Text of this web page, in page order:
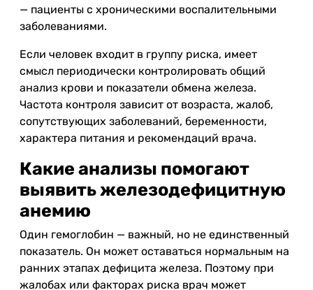
— пациенты с хроническими воспалительными
заболеваниями.
Если человек входит в группу риска, имеет
смысл периодически контролировать общий
анализ крови и показатели обмена железа.
Частота контроля зависит от возраста, жалоб,
сопутствующих заболеваний, беременности,
характера питания и рекомендаций врача.
Какие анализы помогают
выявить железодефицитную
анемию
Один гемоглобин — важный, но не единственный
показатель. Он может оставаться нормальным на
ранних этапах дефицита железа. Поэтому при
жалобах или факторах риска врач может